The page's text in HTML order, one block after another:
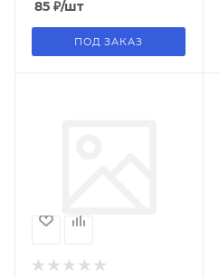
85 ₽/шт
ПОД ЗАКАЗ